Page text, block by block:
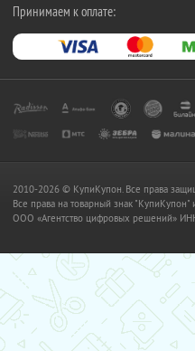
Принимаем к оплате:
2010-2026 © КупиКупон. Все права
Все права на товарный знак
OOO «Агентство цифровых решений»